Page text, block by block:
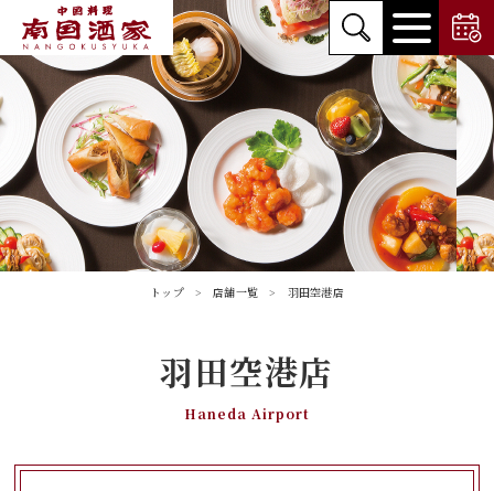
トップ 店舗一覧 羽田空港店
羽田空港店
Haneda Airport